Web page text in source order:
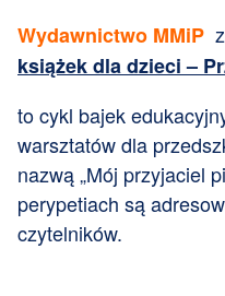
Wydawnictwo MMiP
książek dla dzieci –
to cykl bajek
warsztatów dla
nazwą „Mój przyjaciel
perypetiach są
czytelników.